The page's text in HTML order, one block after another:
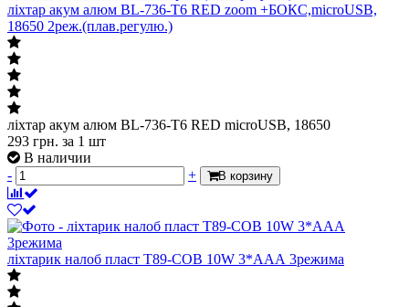
ліхтар акум алюм BL-736-T6 RED zoom +БОКС,microUSB,
18650 2реж.(плав.регулю.)
ліхтар акум алюм BL-736-T6 RED microUSB, 18650
293 грн. за 1 шт
В наличии
-
+ В корзину
ліхтарик налоб пласт T89-COB 10W 3*ААА 3режима